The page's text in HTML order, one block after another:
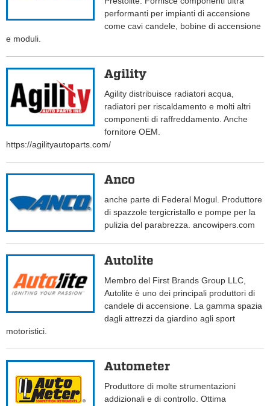
performanti per impianti di accensione
come cavi candele, bobine di accensione
e moduli.
Agility
Agility distribuisce radiatori acqua,
radiatori per riscaldamento e molti altri
componenti di raffreddamento. Anche
fornitore OEM.
https://agilityautoparts.com/
Anco
anche parte di Federal Mogul. Produttore
di spazzole tergicristallo e pompe per la
pulizia del parabrezza. ancowipers.com
Autolite
Membro del First Brands Group LLC,
Autolite è uno dei principali produttori di
candele di accensione. La gamma spazia
dagli attrezzi da giardino agli sport
motoristici.
Autometer
Produttore di molte strumentazioni
addizionali e di controllo. Ottima